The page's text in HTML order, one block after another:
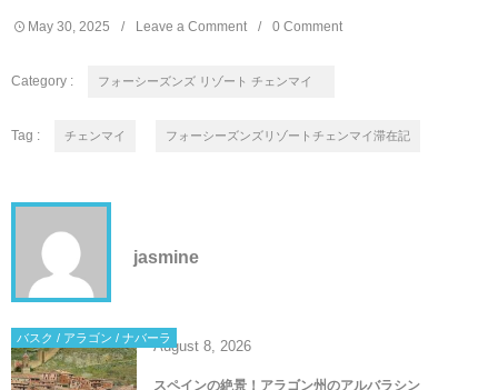
May 30 2025 Leave a Comment 0 Comment
Category : フォーシーズンズ リゾート チェンマイ
Tag : チェンマイ フォーシーズンズリゾートチェンマイ滞在記
jasmine
バスク / アラゴン / ナバーラAugust 8, 2026
スペインの絶景！アラゴン州のアルバラシン